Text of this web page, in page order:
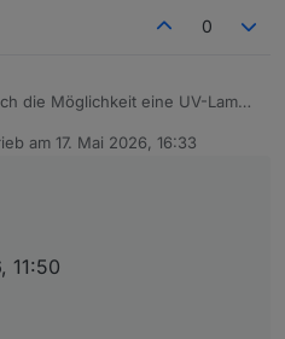
0
die Möglichkeit eine UV-Lampe
zb den Flow-Sensor meiner
dreh alles ab, oder
am 17. Mai 2026, 16:33
editiert von
11:50